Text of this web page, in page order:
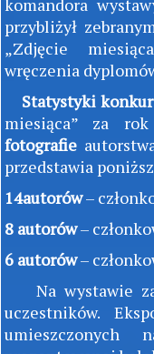
komandora
przybliżył
„Zdjęcie
wręczenia
Statystyki
miesiąca” za
fotografie
przedstawia
14autorów–
8 autorów–
6 autorów–
Na wystawie
uczestników.